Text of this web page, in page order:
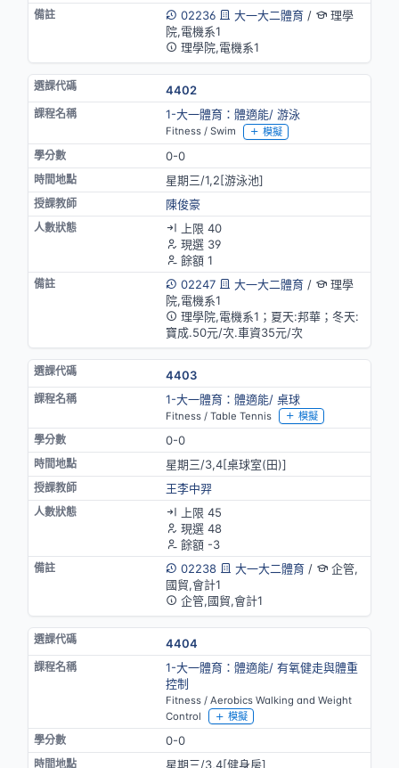
02236
大一大二體育/
理學
院,電機系1
理學院,電機系1
4402
1-大一體育：體適能/ 游泳
Fitness / Swim 模擬
0-0
星期三/1,2[游泳池]
陳俊豪
上限 40
現選 39
餘額 1
02247
大一大二體育/
理學
院,電機系1
理學院,電機系1；夏天:邦華；冬天:
寶成.50元/次.車資35元/次
4403
1-大一體育：體適能/ 桌球
Fitness / Table Tennis 模擬
0-0
星期三/3,4[桌球室(田)]
王李中羿
上限 45
現選 48
餘額 -3
02238
大一大二體育/
企管,
國貿,會計1
企管,國貿,會計1
4404
1-大一體育：體適能/ 有氧健走與體重
控制
Fitness / Aerobics Walking and Weight
Control
模擬
0-0
星期三/3,4[健身房]